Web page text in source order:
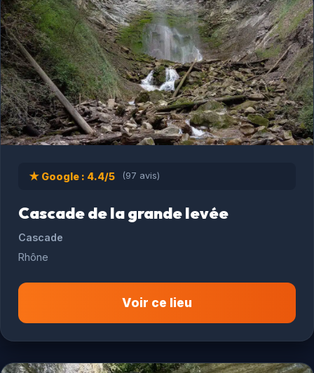
★ Google : 4.4/5 (97 avis)
Cascade de la grande levée
Cascade
Rhône
Voir ce lieu